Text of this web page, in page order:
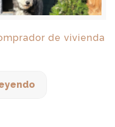
de vivienda